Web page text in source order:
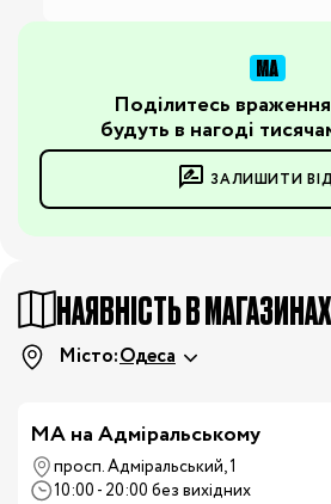
Поділитесь
будуть в нагоді
ЗАЛИШИТИ
НАЯВНІСТЬ В МАГАЗИНАХ
Місто:Одеса
MA на Адміральському
просп. Адміральський, 1
10:00 - 20:00 без вихідних